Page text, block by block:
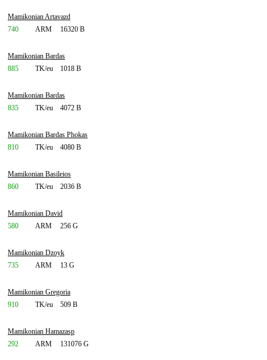
Mamikonian Artavazd
740
ARM 16320 B
Mamikonian Bardas
885
TK/eu 1018 B
Mamikonian Bardas
835
TK/eu 4072 B
Mamikonian Bardas Phokas
810
TK/eu 4080 B
Mamikonian Basileios
860
TK/eu 2036 B
Mamikonian David
580
ARM 256 G
Mamikonian Dzoyk
735
ARM 13 G
Mamikonian Gregoria
910
TK/eu 509 B
Mamikonian Hamazasp
292
ARM 131076 G